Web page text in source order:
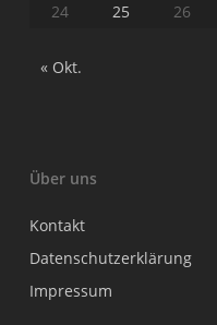
24
25 26
« Okt.
Über uns
Kontakt
Datenschutzerklärung
Impressum